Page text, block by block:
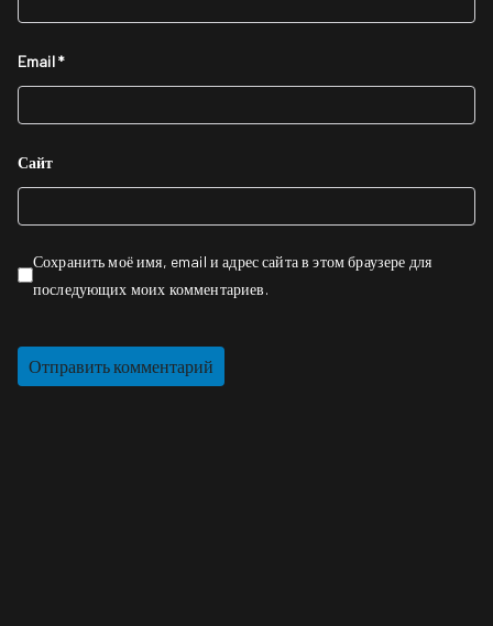
Email*
Сайт
Сохранить моё имя, email и адрес сайта в этом браузере для
последующих моих комментариев.